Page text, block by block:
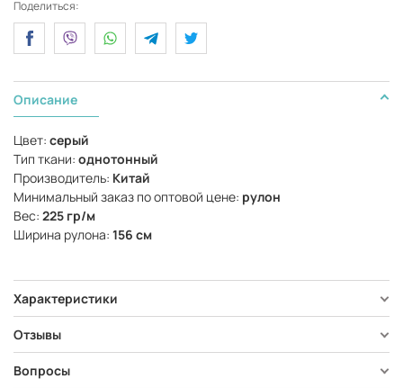
Поделиться:
Описание
Цвет: серый
Тип ткани: однотонный
Производитель: Китай
Минимальный заказ по оптовой цене: рулон
Вес: 225 гр/м
Ширина рулона: 156 см
Характеристики
Отзывы
Вопросы